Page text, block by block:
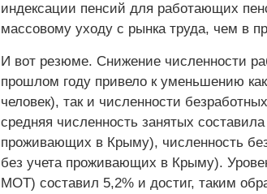
индексации пенсий для работающих
массовому уходу с рынка труда, чем в
И вот резюме. Снижение численности
прошлом году привело к уменьшению
человек), так и численности
средняя численность занятых
проживающих в Крыму), численность
без учета проживающих в Крыму).
МОТ) составил 5,2% и достиг, таким